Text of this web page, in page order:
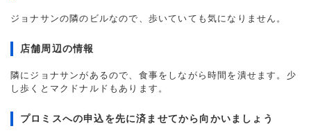
ジョナサンの隣のビルなので、歩いていても気になりません。
店舗周辺の情報
隣にジョナサンがあるので、食事をしながら時間を潰せます。少
し歩くとマクドナルドもあります。
プロミスへの申込を先に済ませてから向かいましょう